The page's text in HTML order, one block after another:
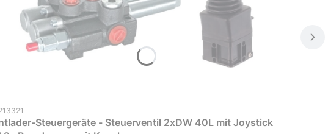
(SKU)
Steuergeräte - Steuerventil 2xDW 40L mit Joystick